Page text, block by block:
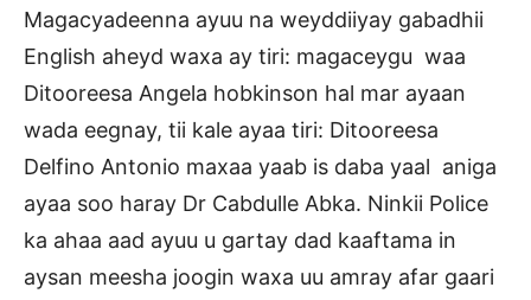
Magacyadeenna ayuu na weyddiiyay gabadhii
English aheyd waxa ay tiri: magaceygu waa
Ditooreesa Angela hobkinson hal mar ayaan
wada eegnay, tii kale ayaa tiri: Ditooreesa
Delfino Antonio maxaa yaab is daba yaal aniga
ayaa soo haray Dr Cabdulle Abka. Ninkii Police
ka ahaa aad ayuu u gartay dad kaaftama in
aysan meesha joogin waxa uu amray afar gaari